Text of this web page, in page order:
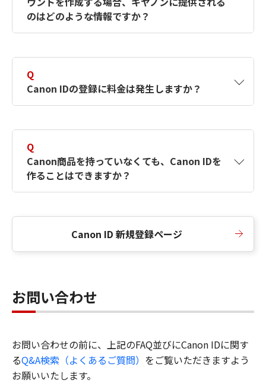
何ですか？Canon IDの作成方法は？をご確認く
ださい。
のはどのような情報ですか？
択したサービスから取得します。アカウントを
簡単に作成できるように、この情報を使用して
Canon IDの登録フォームを入力します。
Q
Canon IDの登録に料金は発生しますか？
Q
Canon商品を持っていなくても、Canon IDを
作ることはできますか？
Canon ID 新規登録ページ
お問い合わせ
お問い合わせの前に、上記のFAQ並びにCanon IDに関す
るQ&A検索（よくあるご質問） をご覧いただきますよう
お願いいたします。